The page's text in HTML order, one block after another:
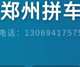
州拼
话：